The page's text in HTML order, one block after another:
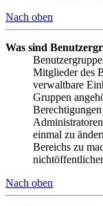
Nach oben
Was sind
Mitglieder des
verwaltbare
Gruppen
einmal zu
Bereichs zu
Nach oben